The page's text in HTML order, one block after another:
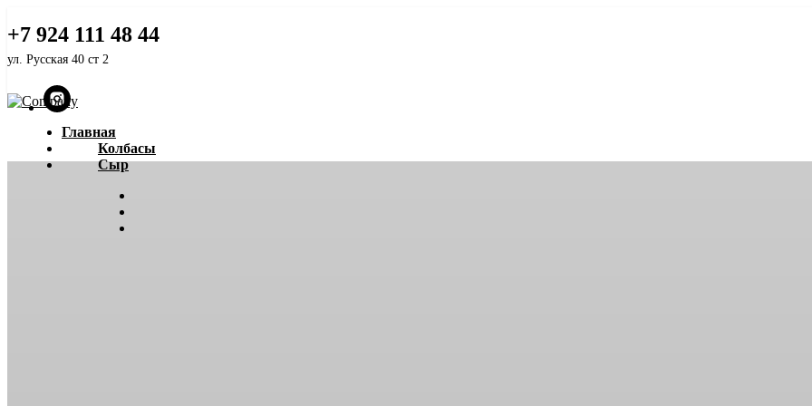
+7 924 111 48 44
ул. Русская 40 ст 2
Главная
Колбасы
Сыр